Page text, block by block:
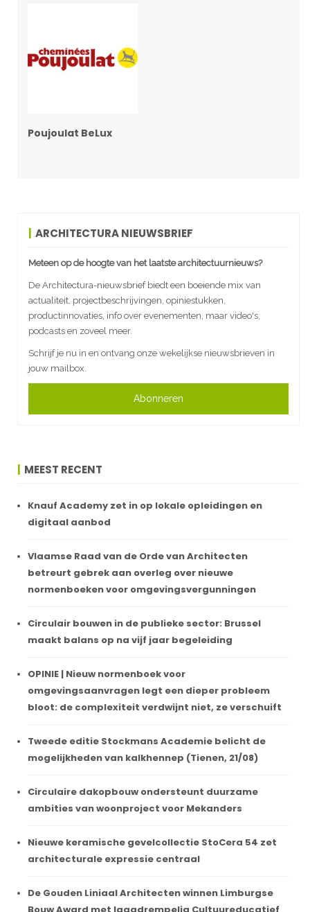
Poujoulat BeLux
ARCHITECTURA NIEUWSBRIEF
Meteen op de hoogte van het laatste architectuurnieuws?
De Architectura-nieuwsbrief biedt een boeiende mix van
actualiteit, projectbeschrijvingen, opiniestukken,
productinnovaties, info over evenementen, maar video's,
podcasts en zoveel meer.
Schrijf je nu in en ontvang onze wekelijkse nieuwsbrieven in
jouw mailbox.
Abonneren
MEEST RECENT
Knauf Academy zet in op lokale opleidingen en
digitaal aanbod
Vlaamse Raad van de Orde van Architecten
betreurt gebrek aan overleg over nieuwe
normenboeken voor omgevingsvergunningen
Circulair bouwen in de publieke sector: Brussel
maakt balans op na vijf jaar begeleiding
OPINIE | Nieuw normenboek voor
omgevingsaanvragen legt een dieper probleem
bloot: de complexiteit verdwijnt niet, ze verschuift
Tweede editie Stockmans Academie belicht de
mogelijkheden van kalkhennep (Tienen, 21/08)
Circulaire dakopbouw ondersteunt duurzame
ambities van woonproject voor Mekanders
Nieuwe keramische gevelcollectie StoCera 54 zet
architecturale expressie centraal
De Gouden Liniaal Architecten winnen Limburgse